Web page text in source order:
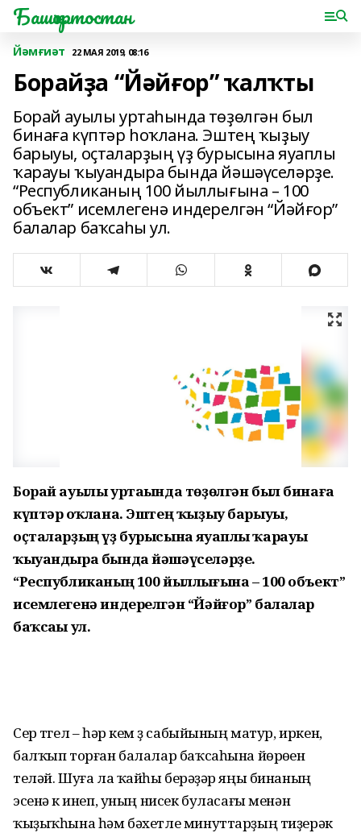
Башҡортостан
Йәмғиәт 22 МАЯ 2019, 08:16
Борайҙа “Йәйғор” ҡалҡты
Борай ауылы уртаһында төҙөлгән был
бинаға күптәр һоҡлана. Эштең ҡыҙыу
барыуы, оҫталарҙың үҙ бурысына яуаплы
ҡарауы ҡыуандыра бында йәшәүселәрҙе.
“Республиканың 100 йыллығына – 100
объект” исемлегенә индерелгән “Йәйғор”
балалар баҡсаһы ул.
Борай ауылы уртаһында төҙөлгән был бинаға
күптәр һоҡлана. Эштең ҡыҙыу барыуы,
оҫталарҙың үҙ бурысына яуаплы ҡарауы
ҡыуандыра бында йәшәүселәрҙе.
“Республиканың 100 йыллығына – 100 объект”
исемлегенә индерелгән “Йәйғор” балалар
баҡсаһы ул.
Сер түгел – һәр кем үҙ сабы­йы­ның матур, иркен,
балҡып торған балалар баҡсаһына йөрөүен
теләй. Шуға ла ҡайһы берәүҙәр яңы бинаның
эсенә үк инеп, уның нисек буласағы менән
ҡыҙыҡһына һәм бәхетле минуттарҙың тиҙерәк